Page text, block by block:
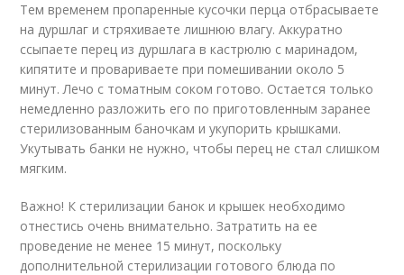
Тем временем пропаренные кусочки перца отбрасываете
на дуршлаг и стряхиваете лишнюю влагу. Аккуратно
ссыпаете перец из дуршлага в кастрюлю с маринадом,
кипятите и провариваете при помешивании около 5
минут. Лечо с томатным соком готово. Остается только
немедленно разложить его по приготовленным заранее
стерилизованным баночкам и укупорить крышками.
Укутывать банки не нужно, чтобы перец не стал слишком
мягким.
Важно! К стерилизации банок и крышек необходимо
отнестись очень внимательно. Затратить на ее
проведение не менее 15 минут, поскольку
дополнительной стерилизации готового блюда по